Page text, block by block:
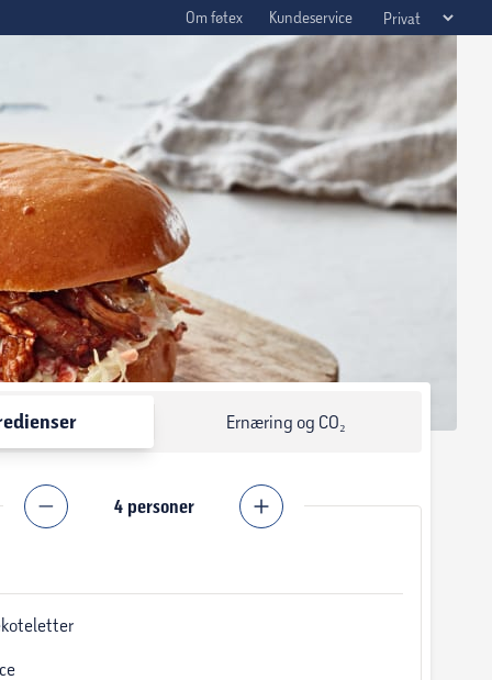
Om føtex Kundeservice
Ernæring og CO₂
4 personer